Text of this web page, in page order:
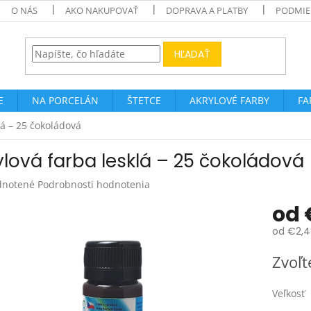
O NÁS AKO NAKUPOVAŤ DOPRAVA A PLATBY
HĽADAŤ
NA PORCELÁN ŠTETCE AKRYLOVÉ FARBY
– 25 čokoládová
farba lesklá – 25 čokoládová
Podrobnosti hodnotenia
od
od
cena:
Veľkosť